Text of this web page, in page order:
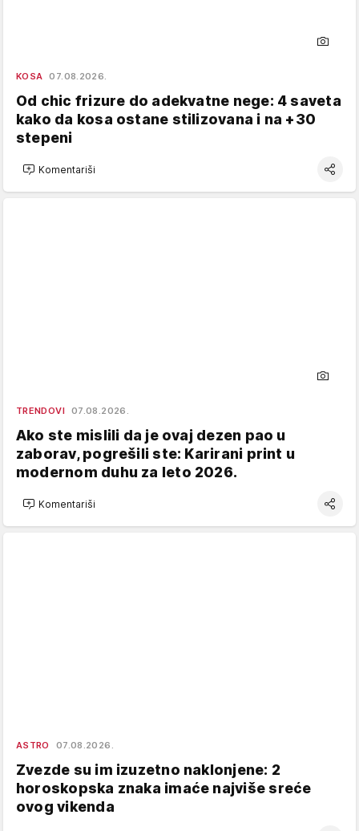
KOSA 07.08.2026.
Od chic frizure do adekvatne nege: 4 saveta
kako da kosa ostane stilizovana i na +30
stepeni
Komentariši
TRENDOVI 07.08.2026.
Ako ste mislili da je ovaj dezen pao u
zaborav, pogrešili ste: Karirani print u
modernom duhu za leto 2026.
Komentariši
ASTRO 07.08.2026.
Zvezde su im izuzetno naklonjene: 2
horoskopska znaka imaće najviše sreće
ovog vikenda